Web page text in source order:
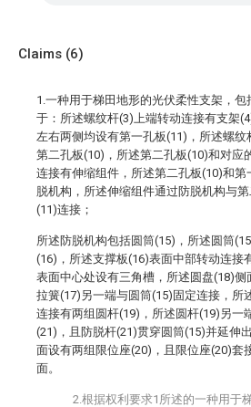
Claims (6)
1.一种用于梯田地形的光伏柔性支架，
于：所述螺纹杆(3)上端转动连接有支架
左右两侧均设有第一孔板(11)，所述螺
第二孔板(10)，所述第二孔板(10)和对应
连接有伸缩组件，所述第二孔板(10)和
脱机构，所述伸缩组件通过防脱机构与
(11)连接；
所述防脱机构包括圆筒(15)，所述圆筒
(16)，所述支撑板(16)表面中部转动连接
表面中心处设有三角槽，所述圆盘(18)侧
拉簧(17)另一端与圆筒(15)固定连接，所
连接有两组圆杆(19)，所述圆杆(19)另一
(21)，且防脱杆(21)贯穿圆筒(15)并延伸
面设有两组限位座(20)，且限位座(20)套
面。
2.根据权利要求1所述的一种用于